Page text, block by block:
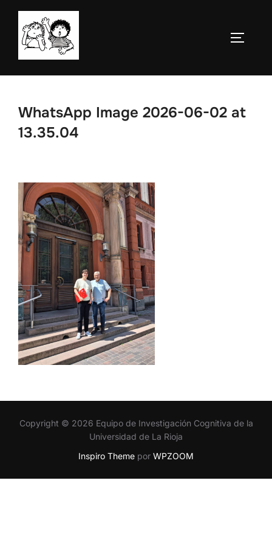
Saltar
contenido
WhatsApp Image 2026-06-02 at
13.35.04
Copyright © 2026 Equipo de Investigación Cognitiva de la
Universidad de La Rioja
Inspiro Theme por WPZOOM